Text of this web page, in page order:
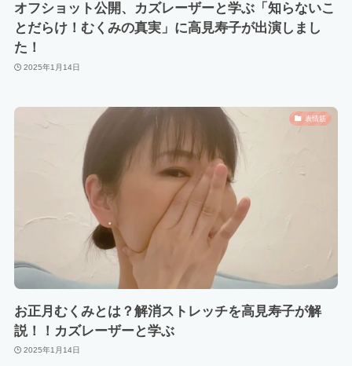
オフショット公開、カズレーザーと学ぶ「知らないこ
とだらけ！むくみの真実」に高見寿子が出演しまし
た！
2025年1月14日
表情筋
お正月むくみとは？解消ストレッチを高見寿子が解
説！！カズレーザーと学ぶ
2025年1月14日